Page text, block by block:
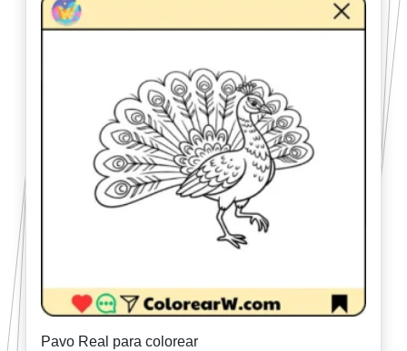
Pavo Real para colorear